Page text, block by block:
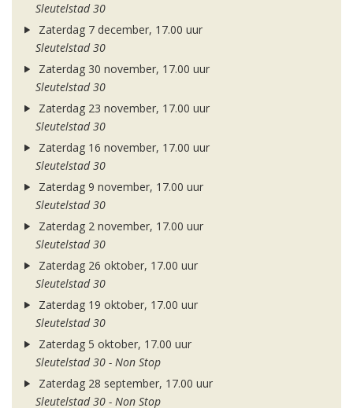
Sleutelstad 30
Zaterdag 7 december, 17.00 uur
Sleutelstad 30
Zaterdag 30 november, 17.00 uur
Sleutelstad 30
Zaterdag 23 november, 17.00 uur
Sleutelstad 30
Zaterdag 16 november, 17.00 uur
Sleutelstad 30
Zaterdag 9 november, 17.00 uur
Sleutelstad 30
Zaterdag 2 november, 17.00 uur
Sleutelstad 30
Zaterdag 26 oktober, 17.00 uur
Sleutelstad 30
Zaterdag 19 oktober, 17.00 uur
Sleutelstad 30
Zaterdag 5 oktober, 17.00 uur
Sleutelstad 30 - Non Stop
Zaterdag 28 september, 17.00 uur
Sleutelstad 30 - Non Stop